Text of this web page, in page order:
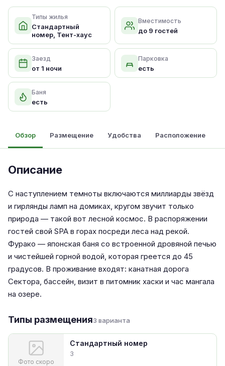
Типы жилья
Стандартный
номер, Тент-хаус
Вместимость
до 9 гостей
Заезд
от 1 ночи
Парковка
есть
Баня
есть
Обзор Размещение Удобства Расположение
Описание
С наступлением темноты включаются миллиарды звёзд
и гирлянды ламп на домиках, кругом звучит только
природа — такой вот лесной космос. В распоряжении
гостей свой SPA в горах посреди леса над рекой.
Фурако — японская баня со встроенной дровяной печью
и чистейшей горной водой, которая греется до 45
градусов. В проживание входят: канатная дорога
Сектора, бассейн, визит в питомник хаски и час мангала
на озере.
Типы размещения3 варианта
Фото скоро
Стандартный номер
3